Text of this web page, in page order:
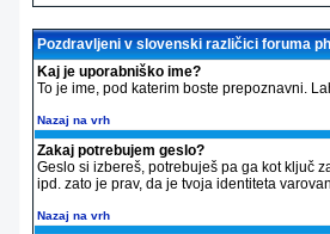
Pozdravljeni v slovenski različici foruma
Kaj je uporabniško ime?
To je ime, pod katerim boste prepoznavni.
Nazaj na vrh
Zakaj potrebujem geslo?
Geslo si izbereš, potrebuješ pa ga kot ključ
ipd. zato je prav, da je tvoja identiteta
Nazaj na vrh